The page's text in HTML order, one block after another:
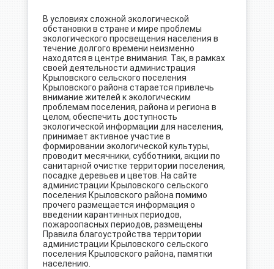
В условиях сложной экологической
обстановки в стране и мире проблемы
экологического просвещения населения в
течение долгого времени неизменно
находятся в центре внимания. Так, в рамках
своей деятельности администрация
Крыловского сельского поселения
Крыловского района старается привлечь
внимание жителей к экологическим
проблемам поселения, района и региона в
целом, обеспечить доступность
экологической информации для населения,
принимает активное участие в
формировании экологической культуры,
проводит месячники, субботники, акции по
санитарной очистке территории поселения,
посадке деревьев и цветов. На сайте
администрации Крыловского сельского
поселения Крыловского района помимо
прочего размещается информация о
введении карантинных периодов,
пожароопасных периодов, размещены
Правила благоустройства территории
администрации Крыловского сельского
поселения Крыловского района, памятки
населению.